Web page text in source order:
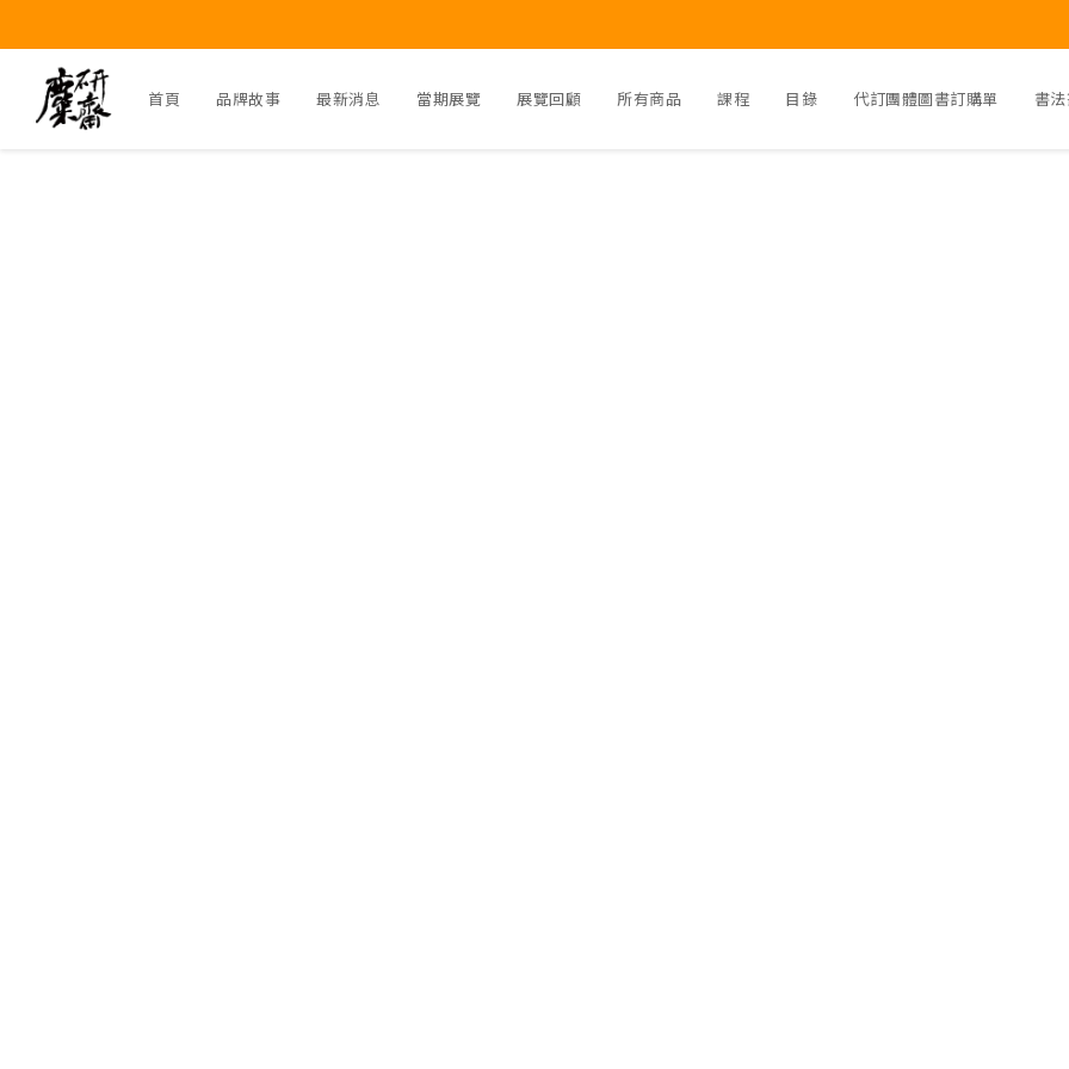
首頁 品牌故事 最新消息 當期展覽 展覽回顧 所有商品 課程 目錄 代訂團體圖書訂購單 書